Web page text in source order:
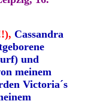
Cassandra
und
meinem
Victoria´s